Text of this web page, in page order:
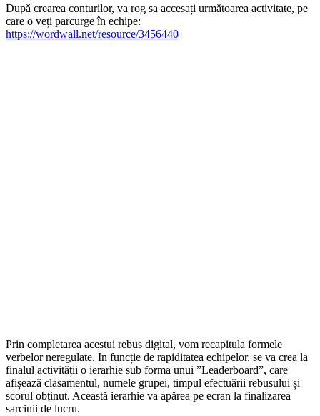
După crearea conturilor, va rog sa accesați următoarea activitate, pe
care o veți parcurge în echipe:
https://wordwall.net/resource/3456440
Prin completarea acestui rebus digital, vom recapitula formele
verbelor neregulate. In funcție de rapiditatea echipelor, se va crea la
finalul activității o ierarhie sub forma unui ”Leaderboard”, care
afișează clasamentul, numele grupei, timpul efectuării rebusului și
scorul obținut. Această ierarhie va apărea pe ecran la finalizarea
sarcinii de lucru.